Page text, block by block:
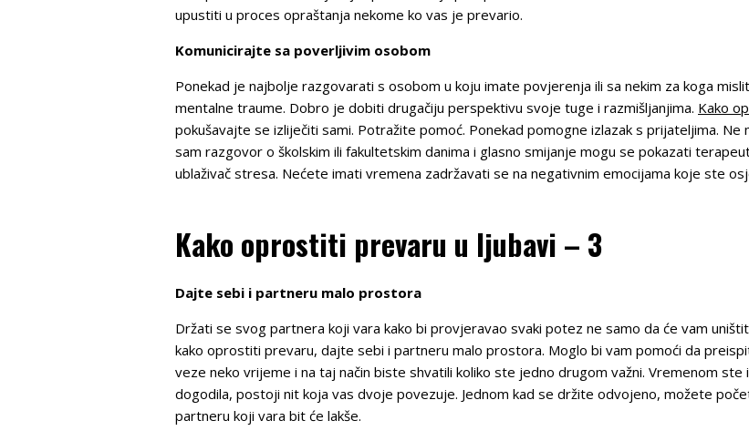
upustiti u proces opraštanja nekome ko vas je prevario.
Komunicirajte sa poverljivim osobom
Ponekad je najbolje razgovarati s osobom u koju imate povjerenja ili sa nekim za koga
mentalne traume. Dobro je dobiti drugačiju perspektivu svoje tuge i razmišljanjima. Kako
pokušavajte se izliječiti sami. Potražite pomoć. Ponekad pomogne izlazak s prijateljima.
sam razgovor o školskim ili fakultetskim danima i glasno smijanje mogu se pokazati
ublaživač stresa. Nećete imati vremena zadržavati se na negativnim emocijama koje ste
Kako oprostiti prevaru u ljubavi – 3
Dajte sebi i partneru malo prostora
Držati se svog partnera koji vara kako bi provjeravao svaki potez ne samo da će vam
kako oprostiti prevaru, dajte sebi i partneru malo prostora. Moglo bi vam pomoći da
veze neko vrijeme i na taj način biste shvatili koliko ste jedno drugom važni. Vremenom
dogodila, postoji nit koja vas dvoje povezuje. Jednom kad se držite odvojeno, možete
partneru koji vara bit će lakše.